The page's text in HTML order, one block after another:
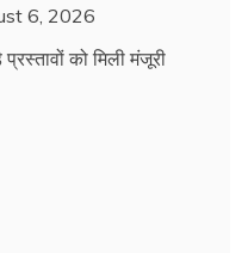
6, 2026
को मिली मंजूरी